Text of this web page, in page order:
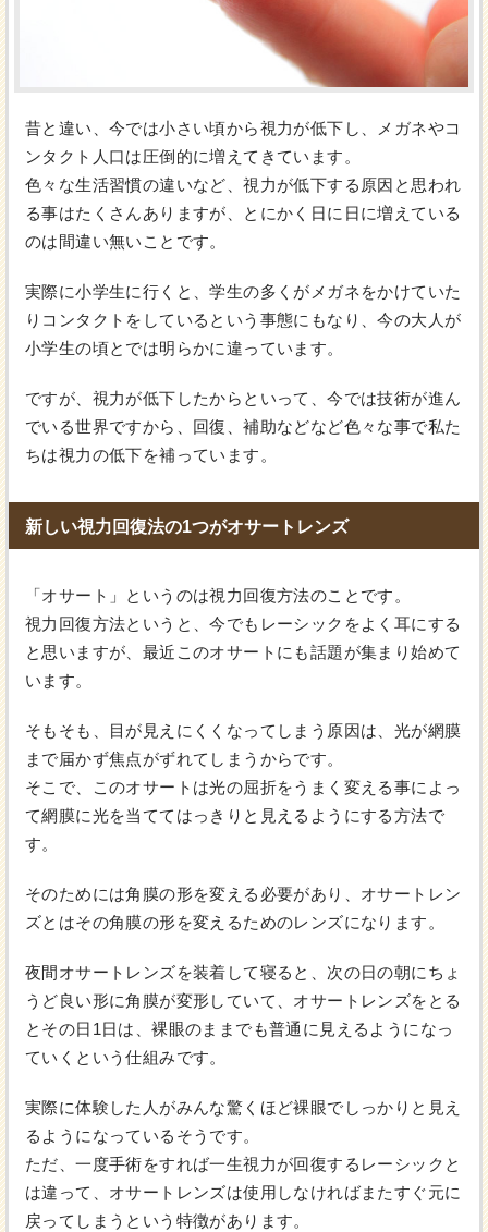
昔と違い、今では小さい頃から視力が低下し、メガネやコ
ンタクト人口は圧倒的に増えてきています。
色々な生活習慣の違いなど、視力が低下する原因と思われ
る事はたくさんありますが、とにかく日に日に増えている
のは間違い無いことです。
実際に小学生に行くと、学生の多くがメガネをかけていた
りコンタクトをしているという事態にもなり、今の大人が
小学生の頃とでは明らかに違っています。
ですが、視力が低下したからといって、今では技術が進ん
でいる世界ですから、回復、補助などなど色々な事で私た
ちは視力の低下を補っています。
新しい視力回復法の1つがオサートレンズ
「オサート」というのは視力回復方法のことです。
視力回復方法というと、今でもレーシックをよく耳にする
と思いますが、最近このオサートにも話題が集まり始めて
います。
そもそも、目が見えにくくなってしまう原因は、光が網膜
まで届かず焦点がずれてしまうからです。
そこで、このオサートは光の屈折をうまく変える事によっ
て網膜に光を当ててはっきりと見えるようにする方法で
す。
そのためには角膜の形を変える必要があり、オサートレン
ズとはその角膜の形を変えるためのレンズになります。
夜間オサートレンズを装着して寝ると、次の日の朝にちょ
うど良い形に角膜が変形していて、オサートレンズをとる
とその日1日は、裸眼のままでも普通に見えるようになっ
ていくという仕組みです。
実際に体験した人がみんな驚くほど裸眼でしっかりと見え
るようになっているそうです。
ただ、一度手術をすれば一生視力が回復するレーシックと
は違って、オサートレンズは使用しなければまたすぐ元に
戻ってしまうという特徴があります。